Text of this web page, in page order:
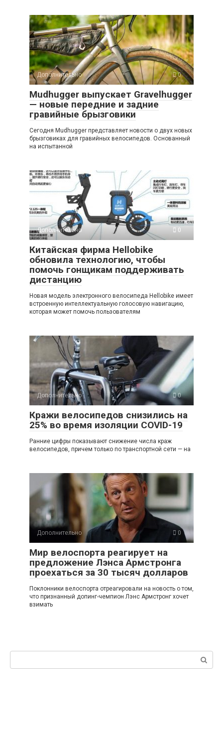
Дополнительно 0
Mudhugger выпускает Gravelhugger
— новые передние и задние
гравийные брызговики
Сегодня Mudhugger представляет новости о двух новых
брызговиках для гравийных велосипедов. Основанный
на испытанной
Дополнительно 0
Китайская фирма Hellobike
обновила технологию, чтобы
помочь гонщикам поддерживать
дистанцию
Новая модель электронного велосипеда Hellobike имеет
встроенную интеллектуальную голосовую навигацию,
которая может помочь пользователям
Дополнительно 0
Кражи велосипедов снизились на
25% во время изоляции COVID-19
Ранние цифры показывают снижение числа краж
велосипедов, причем только по транспортной сети — на
Дополнительно 0
Мир велоспорта реагирует на
предложение Лэнса Армстронга
проехаться за 30 тысяч долларов
Поклонники велоспорта отреагировали на новость о том,
что признанный допинг-чемпион Лэнс Армстронг хочет
взимать